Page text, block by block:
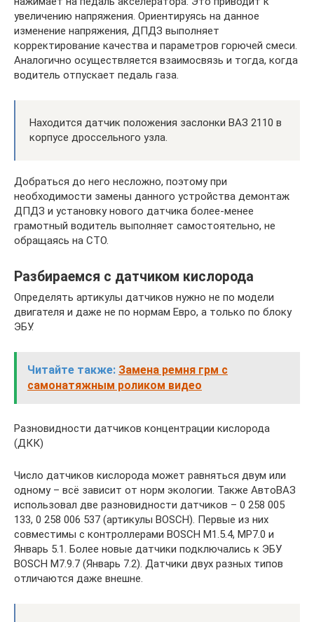
увеличению напряжения. Ориентируясь на данное
изменение напряжения, ДПДЗ выполняет
корректирование качества и параметров горючей смеси.
Аналогично осуществляется взаимосвязь и тогда, когда
водитель отпускает педаль газа.
Находится датчик положения заслонки ВАЗ 2110 в
корпусе дроссельного узла.
Добраться до него несложно, поэтому при
необходимости замены данного устройства демонтаж
ДПДЗ и установку нового датчика более-менее
грамотный водитель выполняет самостоятельно, не
обращаясь на СТО.
Разбираемся с датчиком кислорода
Определять артикулы датчиков нужно не по модели
двигателя и даже не по нормам Евро, а только по блоку
ЭБУ.
Читайте также: Замена ремня грм с
самонатяжным роликом видео
Разновидности датчиков концентрации кислорода
(ДКК)
Число датчиков кислорода может равняться двум или
одному – всё зависит от норм экологии. Также АвтоВАЗ
использовал две разновидности датчиков – 0 258 005
133, 0 258 006 537 (артикулы BOSCH). Первые из них
совместимы с контроллерами BOSCH M1.5.4, MP7.0 и
Январь 5.1. Более новые датчики подключались к ЭБУ
BOSCH M7.9.7 (Январь 7.2). Датчики двух разных типов
отличаются даже внешне.